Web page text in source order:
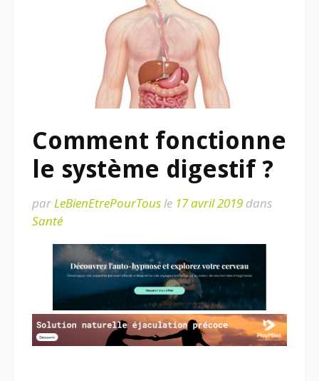
Comment fonctionne
le système digestif ?
parLeBienEtrePourTousle 17 avril 2019 dans
Santé